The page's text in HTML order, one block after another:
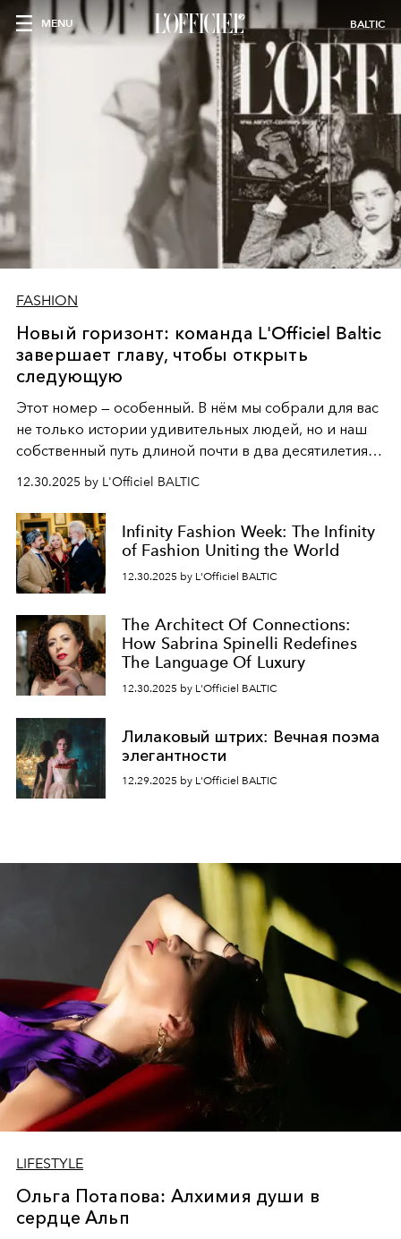
MENU BALTIC
FASHION
Новый горизонт: команда L'Officiel Baltic
завершает главу, чтобы открыть
следующую
Этот номер — особенный. В нём мы собрали для вас
не только истории удивительных людей, но и наш
собственный путь длиной почти в два десятилетия.
Вместо привычного подведения итогов мы от всей
души говорим спасибо каждому, кто был с нами все
эти годы. И ни в коем случае не прощаемся. С
самыми искренними пожеланиями и теплом, ваша
командаL’Officiel Baltic.
12.30.2025 by L'Officiel BALTIC
Infinity Fashion Week: The Infinity
of Fashion Uniting the World
12.30.2025 by L'Officiel BALTIC
The Architect Of Connections:
How Sabrina Spinelli Redefines
The Language Of Luxury
12.30.2025 by L'Officiel BALTIC
Лилаковый штрих: Вечная поэма
элегантности
12.29.2025 by L'Officiel BALTIC
LIFESTYLE
Ольга Потапова: Алхимия души в
сердце Альп